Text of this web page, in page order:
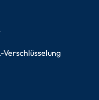
Verschlüsselung